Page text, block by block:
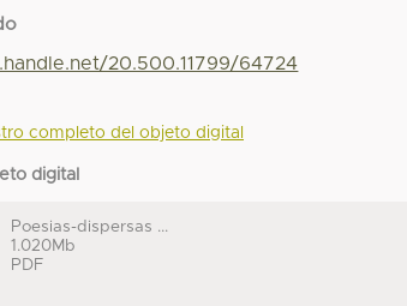
20.500.11799/64724
completo del objeto digital
digital
Poesias-dispersas ...
1.020Mb
PDF